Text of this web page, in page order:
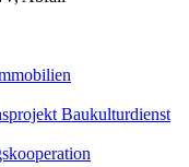
Baukulturdienst